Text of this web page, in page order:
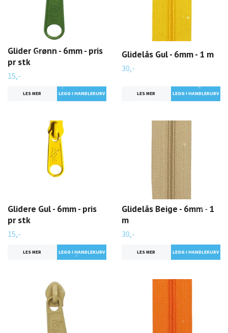
Glider Grønn - 6mm - pris
pr stk
15,-
LES MER
Glidelås Gul - 6mm - 1 m
30,-
LES MER
Glidere Gul - 6mm - pris
pr stk
15,-
LES MER
Glidelås Beige - 6mm - 1
m
30,-
LES MER